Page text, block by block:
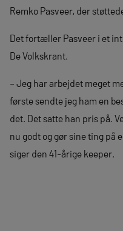
Remko Pasveer, der
Det fortæller Pasveer i et
De Volkskrant.
– Jeg har arbejdet meget
første sendte jeg ham en
det. Det satte han pris på.
nu godt og gør sine ting på
siger den 41-årige keeper.